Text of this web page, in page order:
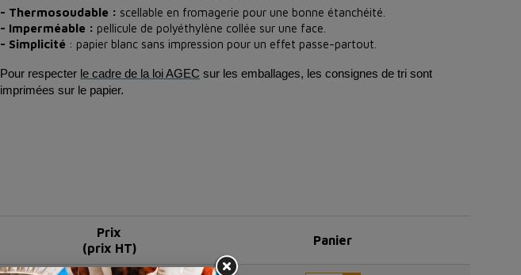
- Thermosoudable : scellable en fromagerie pour une bonne étanchéité.
- Imperméable : pellicule de polyéthylène collée sur une face.
- Simplicité : papier blanc sans impression pour un effet passe-partout.
Pour respecter le cadre de la loi AGEC sur les emballages, les consignes de tri sont
imprimées sur le papier.
Prix
(prix HT)
Panier